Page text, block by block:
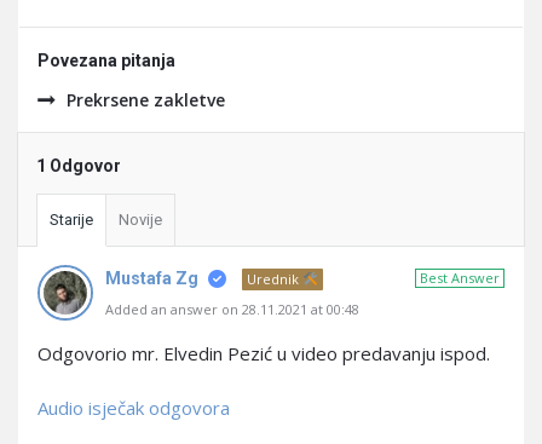
Povezana pitanja
Prekrsene zakletve
1 Odgovor
Starije Novije
Best Answer
Mustafa Zg
Urednik
Added an answer on 28.11.2021 at 00:48
Odgovorio mr. Elvedin Pezić u video predavanju ispod.
Audio isječak odgovora